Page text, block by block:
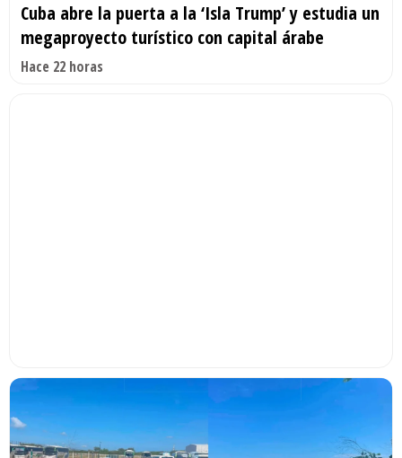
Cuba abre la puerta a la ‘Isla Trump’ y estudia un
megaproyecto turístico con capital árabe
Hace 22 horas